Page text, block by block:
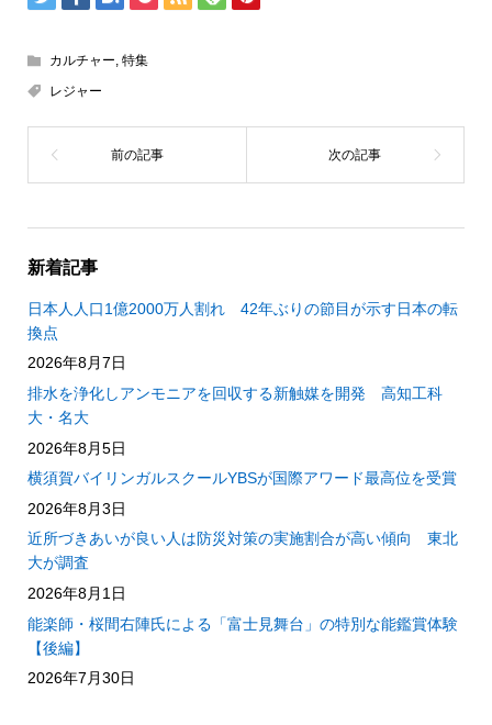
カルチャー 特集
レジャー
新着記事
日本人人口1億2000万人割れ 42年ぶりの節目が示す日本の転
換点
2026年8月7日
排水を浄化しアンモニアを回収する新触媒を開発 高知工科
大・名大
2026年8月5日
横須賀バイリンガルスクールYBSが国際アワード最高位を受賞
2026年8月3日
近所づきあいが良い人は防災対策の実施割合が高い傾向 東北
大が調査
2026年8月1日
能楽師・桜間右陣氏による「富士見舞台」の特別な能鑑賞体験
【後編】
2026年7月30日